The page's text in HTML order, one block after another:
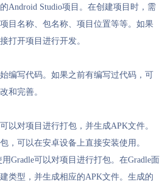
Android Studio项目。在创建项目时，需
目名称、包名称、项目位置等等。如果
打开项目进行开发。
编写代码。如果之前有编写过代码，可
和完善。
以对项目进行打包，并生成APK文件。
，可以在安卓设备上直接安装使用。
Gradle可以对项目进行打包。在Gradle面
类型，并生成相应的APK文件。生成的